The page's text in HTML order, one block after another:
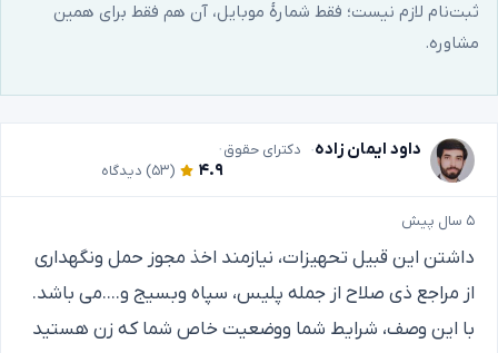
ثبت‌نام لازم نیست؛ فقط شمارهٔ موبایل، آن هم فقط برای همین
مشاوره.
داود ایمان زاده دکترای حقوق
۴.۹ (۵۳) دیدگاه
۵ سال پیش
داشتن این قبیل تحهیزات، نیازمند اخذ مجوز حمل ونگهداری
از مراجع ذی صلاح از جمله پلیس، سپاه وبسیج و....می باشد.
با این وصف، شرایط شما ووضعیت خاص شما که زن هستید